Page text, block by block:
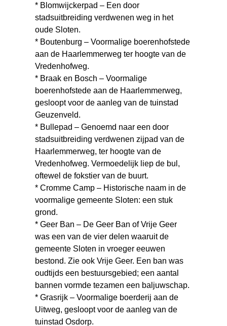
* Blomwijckerpad – Een door
stadsuitbreiding verdwenen weg in het
oude Sloten.
* Boutenburg – Voormalige boerenhofstede
aan de Haarlemmerweg ter hoogte van de
Vredenhofweg.
* Braak en Bosch – Voormalige
boerenhofstede aan de Haarlemmerweg,
gesloopt voor de aanleg van de tuinstad
Geuzenveld.
* Bullepad – Genoemd naar een door
stadsuitbreiding verdwenen zijpad van de
Haarlemmerweg, ter hoogte van de
Vredenhofweg. Vermoedelijk liep de bul,
oftewel de fokstier van de buurt.
* Cromme Camp – Historische naam in de
voormalige gemeente Sloten: een stuk
grond.
* Geer Ban – De Geer Ban of Vrije Geer
was een van de vier delen waaruit de
gemeente Sloten in vroeger eeuwen
bestond. Zie ook Vrije Geer. Een ban was
oudtijds een bestuursgebied; een aantal
bannen vormde tezamen een baljuwschap.
* Grasrijk – Voormalige boerderij aan de
Uitweg, gesloopt voor de aanleg van de
tuinstad Osdorp.